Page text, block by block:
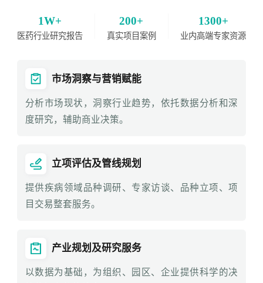
1W+
医药行业研究报告
200+
真实项目案例
1300+
业内高端专家资源
市场洞察与营销赋能
分析市场现状，洞察行业趋势，依托数据分析和深
度研究，辅助商业决策。
立项评估及管线规划
提供疾病领域品种调研、专家访谈、品种立项、项
目交易整套服务。
产业规划及研究服务
以数据为基础，为组织、园区、企业提供科学的决